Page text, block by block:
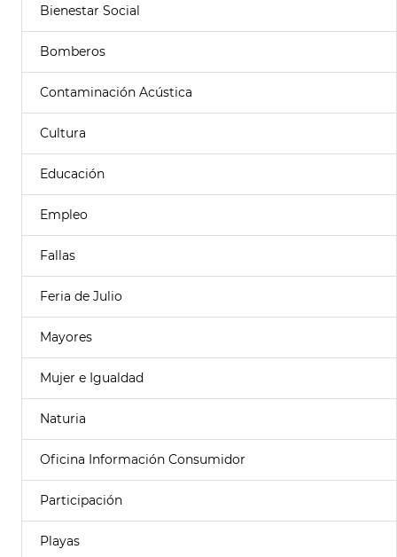
Bienestar Social
Bomberos
Contaminación Acústica
Cultura
Educación
Empleo
Fallas
Feria de Julio
Mayores
Mujer e Igualdad
Naturia
Oficina Información Consumidor
Participación
Playas